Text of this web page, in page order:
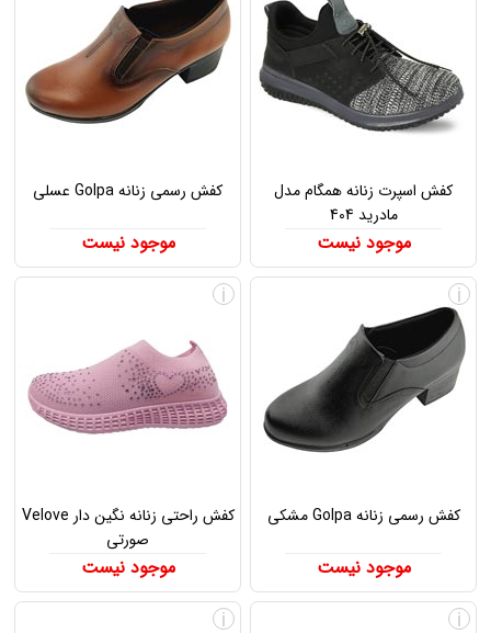
کفش اسپرت زنانه همگام مدل
مادرید 404
موجود نیست
کفش رسمی زنانه Golpa عسلی
موجود نیست
کفش رسمی زنانه Golpa مشکی
موجود نیست
i
کفش راحتی زنانه نگین دار Velove
صورتی
موجود نیست
i
i
i